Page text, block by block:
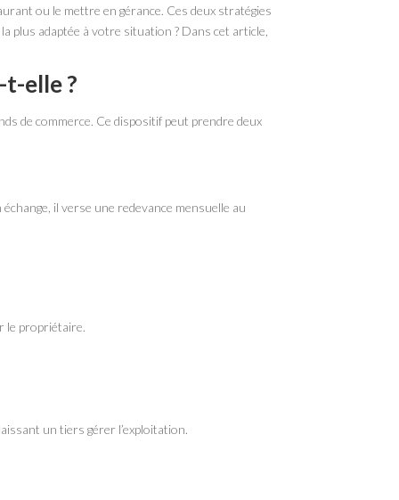
ou le mettre en gérance. Ces deux stratégies
plus adaptée à votre situation ? Dans cet article,
t-elle ?
de commerce. Ce dispositif peut prendre deux
il verse une redevance mensuelle au
le propriétaire.
un tiers gérer l’exploitation.